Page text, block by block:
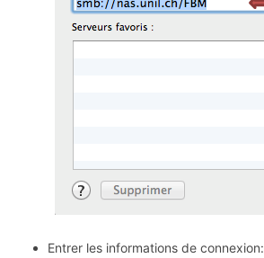
Entrer les informations de connexion: